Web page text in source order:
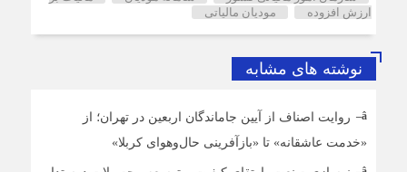
ارزش افزوده‌
مودیان مالیاتی
نوشته های مشابه
روایت اصناف از آیین جاماندگان اربعین در تهران؛ از
«خدمت عاشقانه» تا «بازآفرینی حال‌وهوای کربلا»